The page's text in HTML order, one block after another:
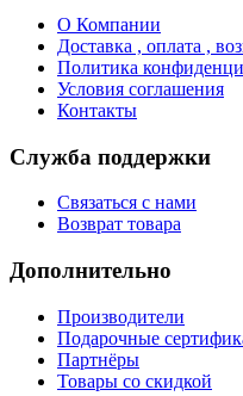
О Компании
Доставка , оплата ,
Политика
Условия соглашения
Контакты
Служба поддержки
Связаться с нами
Возврат товара
Дополнительно
Производители
Подарочные
Партнёры
Товары со скидкой